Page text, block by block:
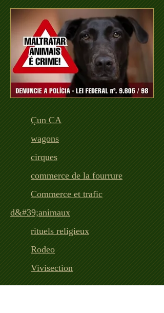
Çun CA
wagons
cirques
commerce de la fourrure
Commerce et trafic
d&#39;animaux
rituels religieux
Rodeo
Vivisection